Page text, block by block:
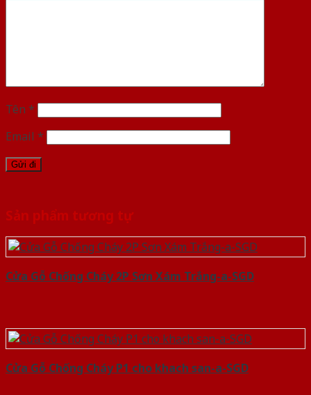
Tên *
Email *
Sản phẩm tương tự
Cửa Gỗ Chống Cháy 2P Sơn Xám Trắng-a-SGD
Cửa Gỗ Chống Cháy P1 cho khach san-a-SGD